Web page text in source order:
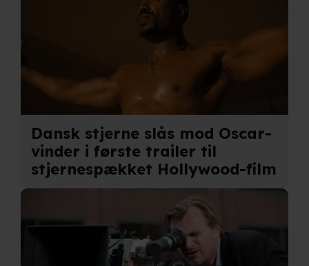
Dansk stjerne slås mod Oscar-
vinder i første trailer til
stjernespækket Hollywood-film